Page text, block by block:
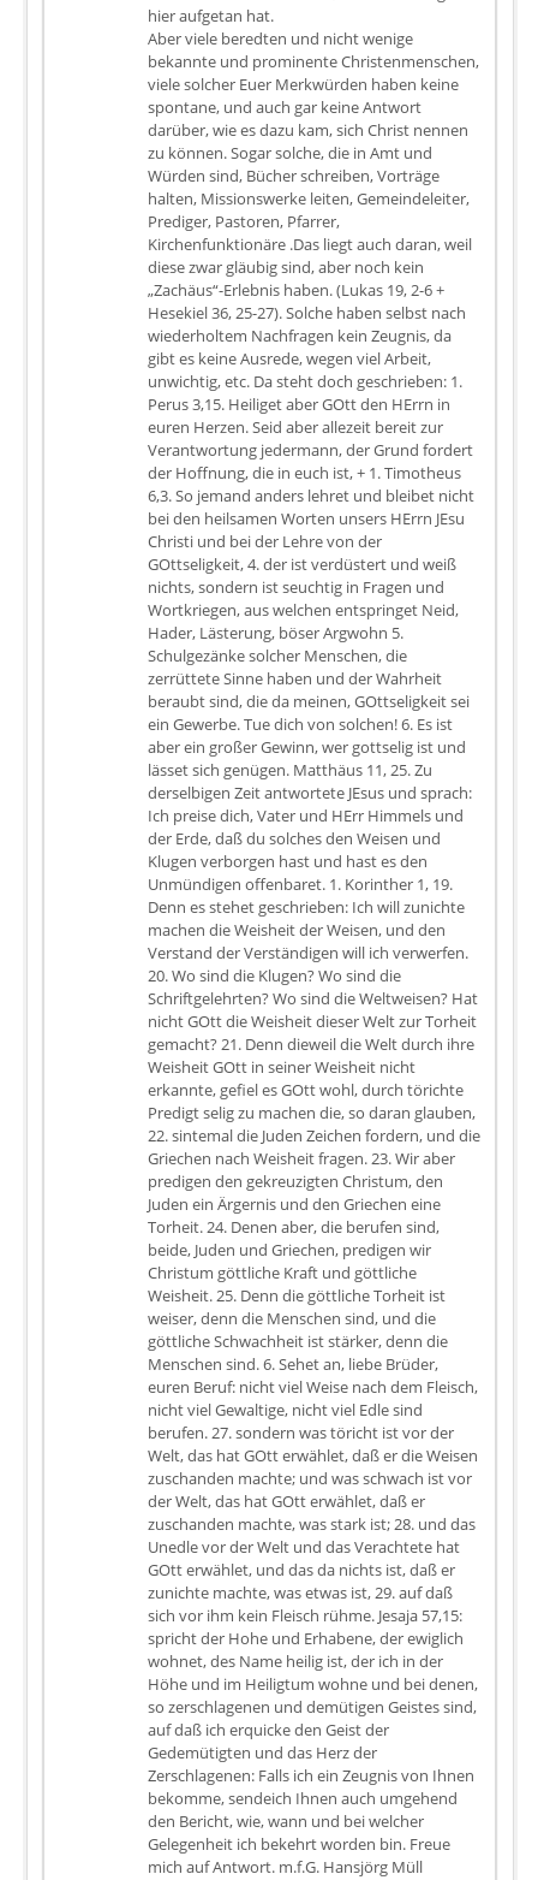
hier aufgetan hat.
Aber viele beredten und nicht wenige
bekannte und prominente Christenmenschen,
viele solcher Euer Merkwürden haben keine
spontane, und auch gar keine Antwort
darüber, wie es dazu kam, sich Christ nennen
zu können. Sogar solche, die in Amt und
Würden sind, Bücher schreiben, Vorträge
halten, Missionswerke leiten, Gemeindeleiter,
Prediger, Pastoren, Pfarrer,
Kirchenfunktionäre .Das liegt auch daran, weil
diese zwar gläubig sind, aber noch kein
„Zachäus“-Erlebnis haben. (Lukas 19, 2-6 +
Hesekiel 36, 25-27). Solche haben selbst nach
wiederholtem Nachfragen kein Zeugnis, da
gibt es keine Ausrede, wegen viel Arbeit,
unwichtig, etc. Da steht doch geschrieben: 1.
Perus 3,15. Heiliget aber GOtt den HErrn in
euren Herzen. Seid aber allezeit bereit zur
Verantwortung jedermann, der Grund fordert
der Hoffnung, die in euch ist, + 1. Timotheus
6,3. So jemand anders lehret und bleibet nicht
bei den heilsamen Worten unsers HErrn JEsu
Christi und bei der Lehre von der
GOttseligkeit, 4. der ist verdüstert und weiß
nichts, sondern ist seuchtig in Fragen und
Wortkriegen, aus welchen entspringet Neid,
Hader, Lästerung, böser Argwohn 5.
Schulgezänke solcher Menschen, die
zerrüttete Sinne haben und der Wahrheit
beraubt sind, die da meinen, GOttseligkeit sei
ein Gewerbe. Tue dich von solchen! 6. Es ist
aber ein großer Gewinn, wer gottselig ist und
lässet sich genügen. Matthäus 11, 25. Zu
derselbigen Zeit antwortete JEsus und sprach:
Ich preise dich, Vater und HErr Himmels und
der Erde, daß du solches den Weisen und
Klugen verborgen hast und hast es den
Unmündigen offenbaret. 1. Korinther 1, 19.
Denn es stehet geschrieben: Ich will zunichte
machen die Weisheit der Weisen, und den
Verstand der Verständigen will ich verwerfen.
20. Wo sind die Klugen? Wo sind die
Schriftgelehrten? Wo sind die Weltweisen? Hat
nicht GOtt die Weisheit dieser Welt zur Torheit
gemacht? 21. Denn dieweil die Welt durch ihre
Weisheit GOtt in seiner Weisheit nicht
erkannte, gefiel es GOtt wohl, durch törichte
Predigt selig zu machen die, so daran glauben,
22. sintemal die Juden Zeichen fordern, und die
Griechen nach Weisheit fragen. 23. Wir aber
predigen den gekreuzigten Christum, den
Juden ein Ärgernis und den Griechen eine
Torheit. 24. Denen aber, die berufen sind,
beide, Juden und Griechen, predigen wir
Christum göttliche Kraft und göttliche
Weisheit. 25. Denn die göttliche Torheit ist
weiser, denn die Menschen sind, und die
göttliche Schwachheit ist stärker, denn die
Menschen sind. 6. Sehet an, liebe Brüder,
euren Beruf: nicht viel Weise nach dem Fleisch,
nicht viel Gewaltige, nicht viel Edle sind
berufen. 27. sondern was töricht ist vor der
Welt, das hat GOtt erwählet, daß er die Weisen
zuschanden machte; und was schwach ist vor
der Welt, das hat GOtt erwählet, daß er
zuschanden machte, was stark ist; 28. und das
Unedle vor der Welt und das Verachtete hat
GOtt erwählet, und das da nichts ist, daß er
zunichte machte, was etwas ist, 29. auf daß
sich vor ihm kein Fleisch rühme. Jesaja 57,15:
spricht der Hohe und Erhabene, der ewiglich
wohnet, des Name heilig ist, der ich in der
Höhe und im Heiligtum wohne und bei denen,
so zerschlagenen und demütigen Geistes sind,
auf daß ich erquicke den Geist der
Gedemütigten und das Herz der
Zerschlagenen: Falls ich ein Zeugnis von Ihnen
bekomme, sendeich Ihnen auch umgehend
den Bericht, wie, wann und bei welcher
Gelegenheit ich bekehrt worden bin. Freue
mich auf Antwort. m.f.G. Hansjörg Müll